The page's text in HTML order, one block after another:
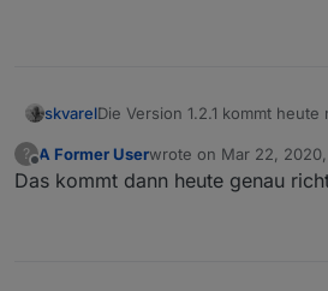
skvarelDie Version 1.2.1 kommt heute
?
Offline
A Former Userwrote on Mar 22,
last edited by
Das kommt dann heute genau